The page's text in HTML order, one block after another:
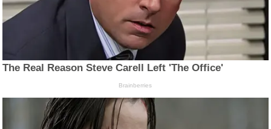
The Real Reason Steve Carell Left 'The Office'
Brainberries